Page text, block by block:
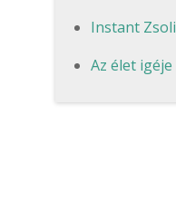
Instant Zsoli
Az élet igéje